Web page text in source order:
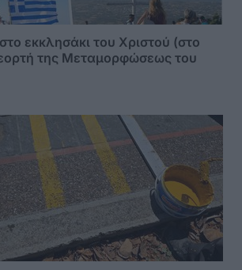
εκκλησάκι του Χριστού (στο
εορτή της Μεταμορφώσεως του